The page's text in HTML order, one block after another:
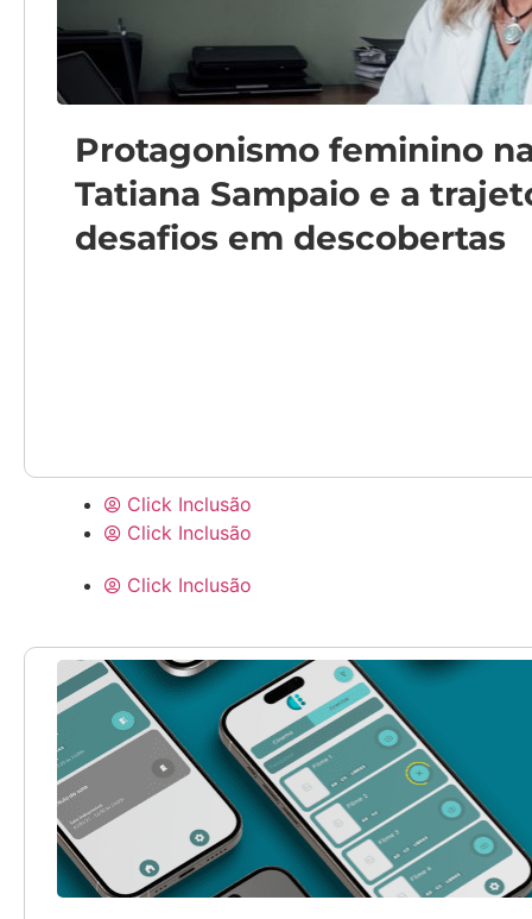
Protagonismo feminino
Tatiana Sampaio e a
desafios em descobertas
Click Inclusão
Click Inclusão
Click Inclusão